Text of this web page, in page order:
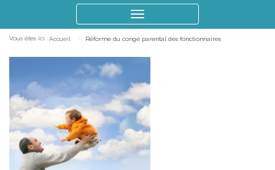
le
Vous êtes ici : Accueil Réforme du congé parental des fonctionnaires